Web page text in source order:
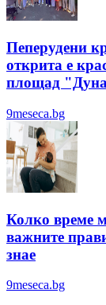
Пеперудени
открита е
площад
9meseca.bg
Колко време
важните
знае
9meseca.bg